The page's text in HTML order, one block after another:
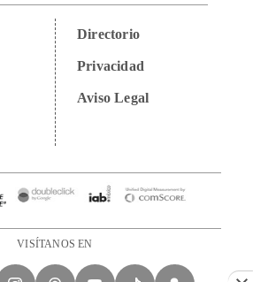
Directorio
Privacidad
Aviso Legal
VISÍTANOS EN